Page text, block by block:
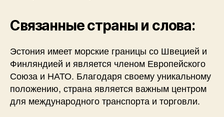
Связанные страны и слова:
Эстония имеет морские границы со Швецией и
Финляндией и является членом Европейского
Союза и НАТО. Благодаря своему уникальному
положению, страна является важным центром
для международного транспорта и торговли.